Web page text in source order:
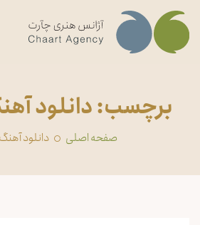
برچسب: دانلود
صفحه اصلی دانلود